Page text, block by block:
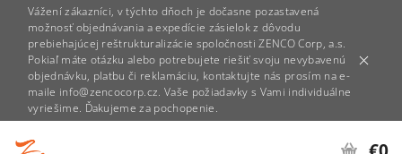
Vážení zákazníci, v týchto dňoch je dočasne pozastavená
možnosť objednávania a expedície zásielok z dôvodu
prebiehajúcej reštrukturalizácie spoločnosti ZENCO Corp, a.s.
Pokiaľ máte otázku alebo potrebujete riešiť svoju nevybavenú
objednávku, platbu či reklamáciu, kontaktujte nás prosím na e-
maile info@zencocorp.cz. Vaše požiadavky s Vami individuálne
vyriešime. Ďakujeme za pochopenie.